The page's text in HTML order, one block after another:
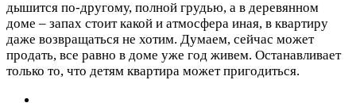
дышится по-другому, полной грудью, а в деревянном
доме – запах стоит какой и атмосфера иная, в квартиру
даже возвращаться не хотим. Думаем, сейчас может
продать, все равно в доме уже год живем. Останавливает
только то, что детям квартира может пригодиться.